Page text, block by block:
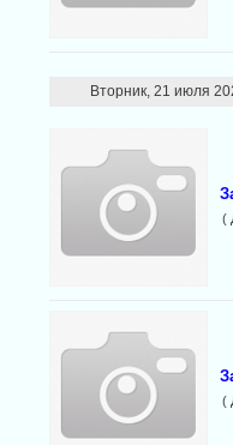
Вторник, 21 июля
(
(